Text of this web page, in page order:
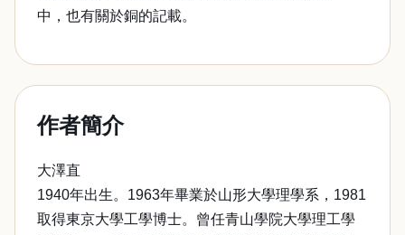
中，也有關於銅的記載。
作者簡介
大澤直
1940年出生。1963年畢業於山形大學理學系，1981
取得東京大學工學博士。曾任青山學院大學理工學